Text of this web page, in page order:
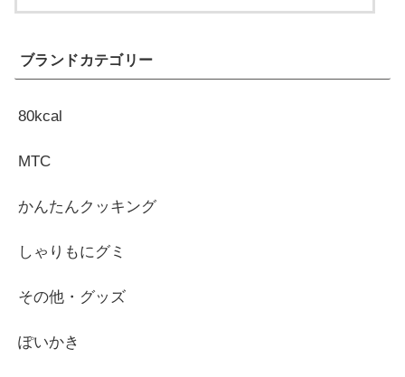
ブランドカテゴリー
80kcal
MTC
かんたんクッキング
しゃりもにグミ
その他・グッズ
ぽいかき